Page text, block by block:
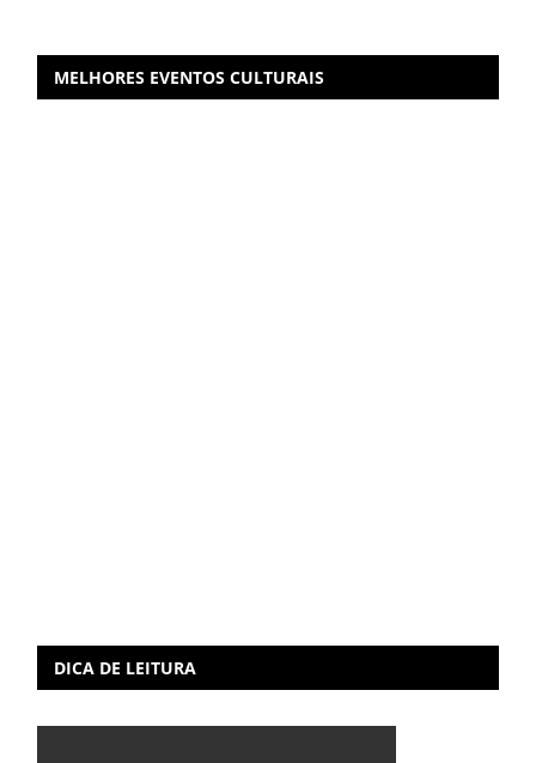
MELHORES EVENTOS CULTURAIS
DICA DE LEITURA